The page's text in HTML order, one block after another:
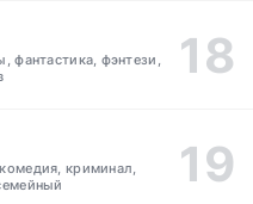
фантастика, фэнтези,
криминал,